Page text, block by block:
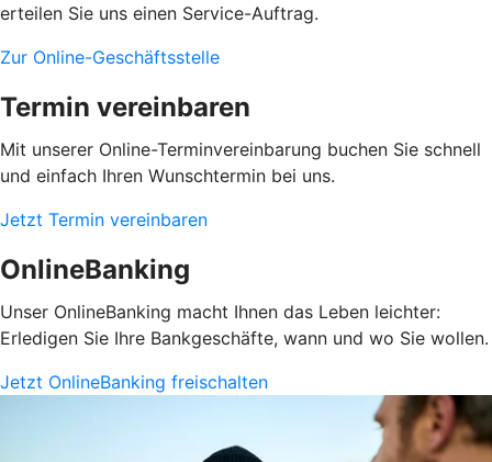
erteilen Sie uns einen Service-Auftrag.
Zur Online-Geschäftsstelle
Termin vereinbaren
Mit unserer Online-Terminvereinbarung buchen Sie schnell
und einfach Ihren Wunschtermin bei uns.
Jetzt Termin vereinbaren
OnlineBanking
Unser OnlineBanking macht Ihnen das Leben leichter:
Erledigen Sie Ihre Bankgeschäfte, wann und wo Sie wollen.
Jetzt OnlineBanking freischalten